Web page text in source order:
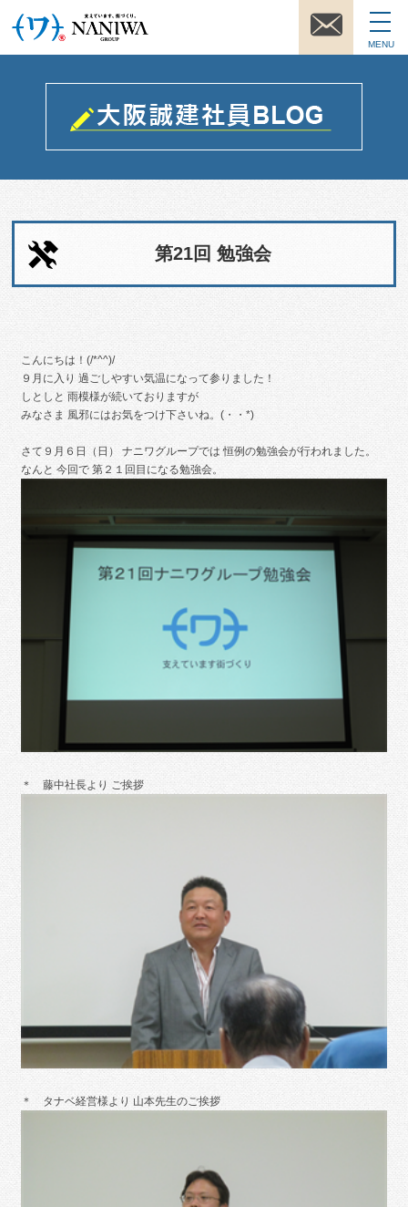
MENU
第21回 勉強会
こんにちは！(/*^^)/
９月に入り 過ごしやすい気温になって参りました！
しとしと 雨模様が続いておりますが
みなさま 風邪にはお気をつけ下さいね。(・・*)
さて９月６日（日） ナニワグループでは 恒例の勉強会が行われました。
なんと 今回で 第２１回目になる勉強会。
＊ 藤中社長より ご挨拶
＊ タナベ経営様より 山本先生のご挨拶